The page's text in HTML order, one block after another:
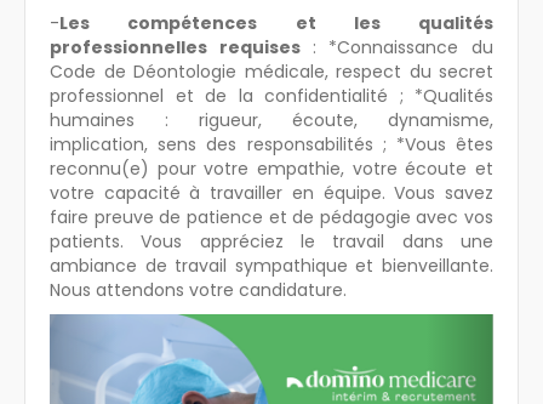
-Les compétences et les qualités
professionnelles requises : *Connaissance du
Code de Déontologie médicale, respect du secret
professionnel et de la confidentialité ; *Qualités
humaines : rigueur, écoute, dynamisme,
implication, sens des responsabilités ; *Vous êtes
reconnu(e) pour votre empathie, votre écoute et
votre capacité à travailler en équipe. Vous savez
faire preuve de patience et de pédagogie avec vos
patients. Vous appréciez le travail dans une
ambiance de travail sympathique et bienveillante.
Nous attendons votre candidature.
Previous